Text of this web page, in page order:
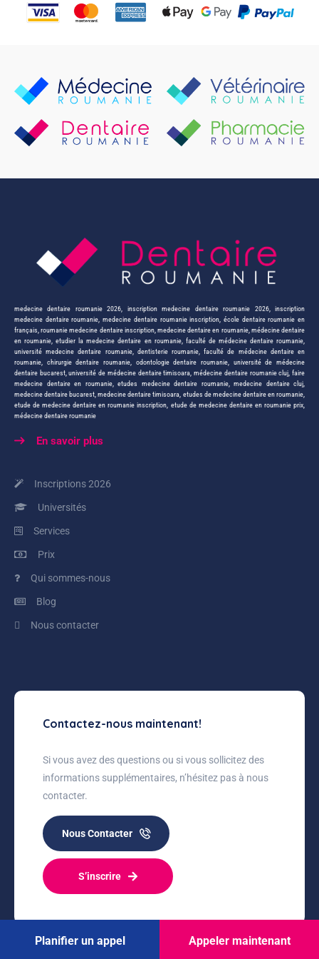
medecine dentaire roumanie 2026 inscription medecine dentaire roumanie 2026,inscription
medecine dentaire roumanie ,medecine dentaire roumanie inscription école dentaire roumanie en
français ,roumanie medecine dentaire inscription,medecine dentaire en roumanie, médecine dentaire
en roumanie ,etudier la medecine dentaire en roumanie, faculté de médecine dentaire roumanie
université medecine dentaire roumanie, dentisterie roumanie ,faculté de médecine dentaire en
roumanie
chirurgie dentaire roumanie odontologie dentaire roumanie
université de médecine
dentaire bucarest,université de médecine dentaire timisoara ,médecine dentaire roumanie cluj ,faire
medecine dentaire en roumanie, etudes medecine dentaire roumanie, medecine dentaire cluj
medecine dentaire bucarest ,medecine dentaire timisoara etudes de medecine dentaire en roumanie
etude de medecine dentaire en roumanie inscription etude de medecine dentaire en roumanie prix
médecine dentaire roumanie
En savoir plus
Inscriptions 2026
Universités
Services
Prix
Qui sommes-nous
Blog
Nous contacter
Contactez-nous maintenant!
Si vous avez des questions ou si vous sollicitez des
informations supplémentaires, n’hésitez pas à nous
contacter.
Nous Contacter
S’inscrire
Planifier un appel Appeler maintenant